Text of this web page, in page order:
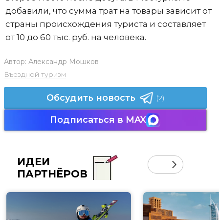
добавили, что сумма трат на товары зависит от
страны происхождения туриста и составляет
от 10 до 60 тыс. руб. на человека.
Автор: Александр Мошков
Въездной туризм
Обсудить новость (2)
Подписаться в MAX
ИДЕИ
ПАРТНЁРОВ